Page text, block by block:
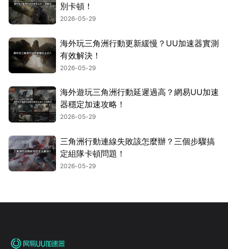
別卡頓！
2026-05-29
海外玩三角洲行動更新緩慢？UU加速器實測
有效解決！
2026-05-29
海外遊玩三角洲行動延遲過高？網易UU加速
器穩定加速攻略！
2026-05-29
三角洲行動連線失敗該怎麼辦？三個步驟搞
定組隊卡頓問題！
2026-05-29